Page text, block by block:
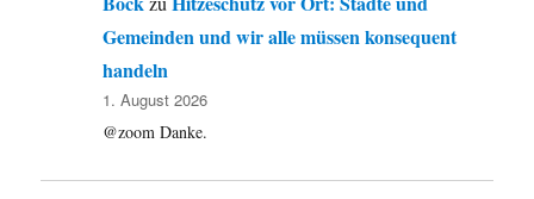
Gemeinden und wir alle müssen konsequent
handeln
1. August 2026
@zoom Danke.